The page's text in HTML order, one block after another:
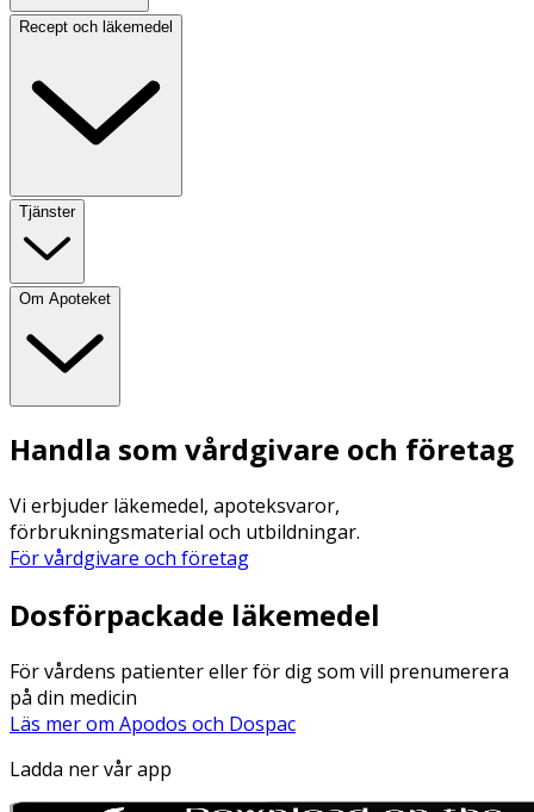
Recept och läkemedel
Tjänster
Om Apoteket
Handla som vårdgivare och företag
Vi erbjuder läkemedel, apoteksvaror,
förbrukningsmaterial och utbildningar.
För vårdgivare och företag
Dosförpackade läkemedel
För vårdens patienter eller för dig som vill prenumerera
på din medicin
Läs mer om Apodos och Dospac
Ladda ner vår app